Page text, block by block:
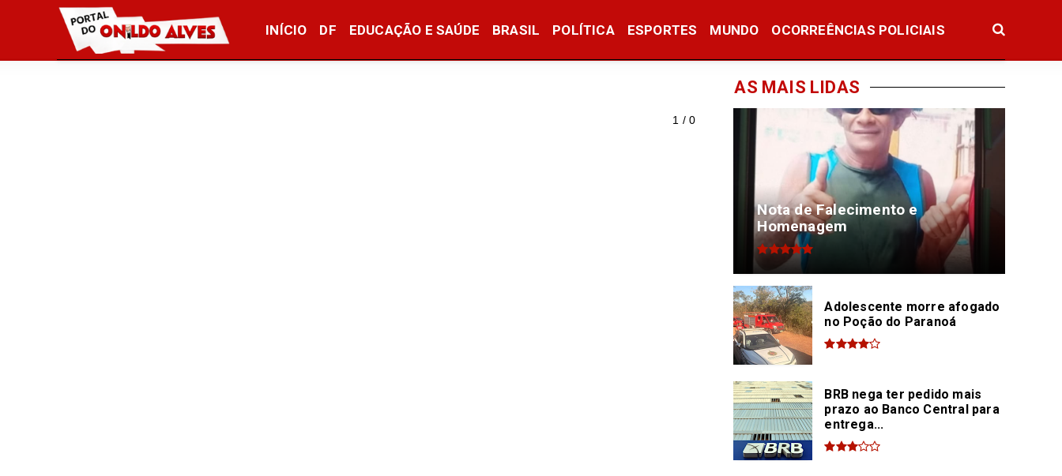
INÍCIO DF EDUCAÇÃO E SAÚDE BRASIL POLÍTICA ESPORTES MUNDO OCORREÊNCIAS POLICIAIS
1 / 0
AS MAIS LIDAS
Nota de Falecimento e
Homenagem
Adolescente morre afogado
no Poção do Paranoá
BRB nega ter pedido mais
prazo ao Banco Central para
entrega...